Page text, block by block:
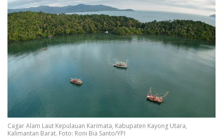
Cagar Alam Laut Kepulauan Karimata, Kabupaten Kayong Utara,
Kalimantan Barat. Foto: Roni Bia Santo/YPI